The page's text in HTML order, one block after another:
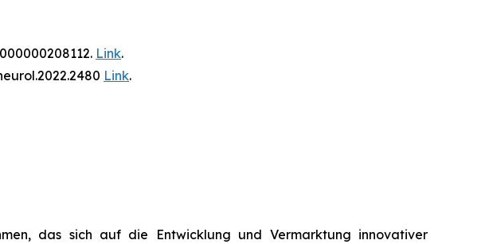
Link.
Link.
das sich auf die Entwicklung und Vermarktung innovativer